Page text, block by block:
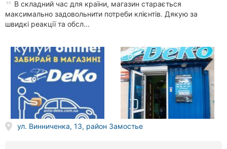
Все
Винница
Житомир
Тернополь
Хмельницкий
В складний час для країни, магазин старається
максимально задовольнити потреби клієнтів. Дякую за
швидкі реакції та обсл...
ул. Винниченка, 13, район Замостье